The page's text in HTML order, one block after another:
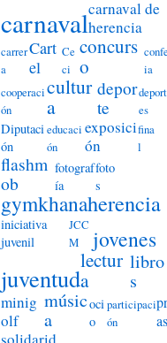
carnavalcarnaval de
herencia
carrer
a
Cart
el
Ce
ci
concurs
o
ia
cooperaci
ón
cultur
a
depor
te
deport
es
Diputaci
ón
educaci
ón
exposici
ón
fina
l
flashm
ob
fotograf
ía
foto
s
gymkhanaherencia
iniciativa
juvenil
JCC
M
jovenes
juventud
lectur
a
libro
s
minig
olf
músic
a
oci
o
participaci
ón
as